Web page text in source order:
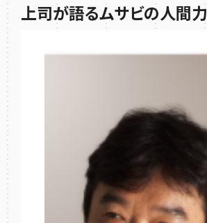
上司が語るムサビの人間力